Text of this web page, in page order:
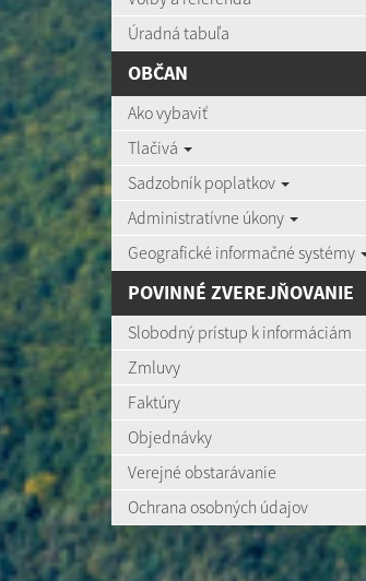
Úradná tabuľa
OBČAN
Ako vybaviť
Tlačivá
Sadzobník poplatkov
Administratívne úkony
Geografické informačné systémy
POVINNÉ ZVEREJŇOVANIE
Slobodný prístup k informáciám
Zmluvy
Faktúry
Objednávky
Verejné obstarávanie
Ochrana osobných údajov